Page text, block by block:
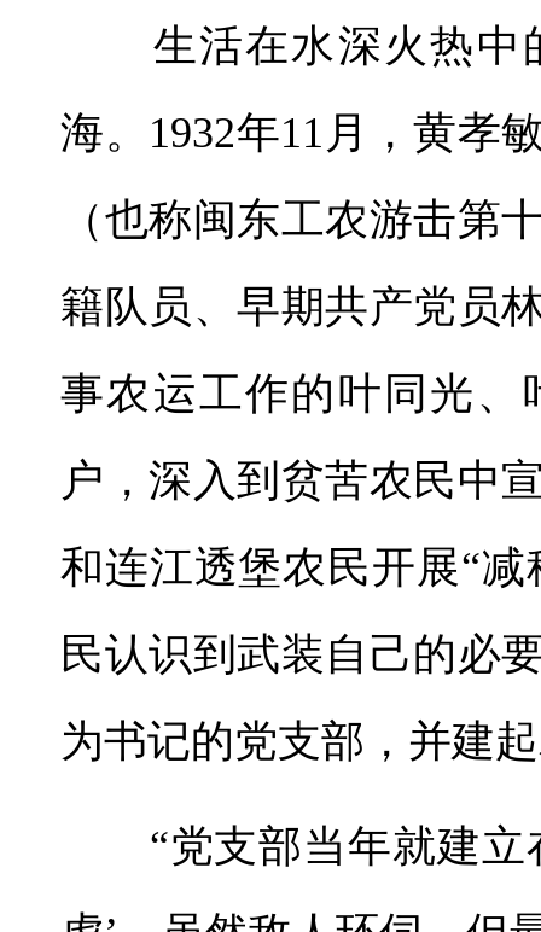
生活在水深火热中
海。1932年11月，黄孝
（也称闽东工农游击第
籍队员、早期共产党员
事农运工作的叶同光
户，深入到贫苦农民中
和连江透堡农民开展“
民认识到武装自己的必
为书记的党支部，并建
“党支部当年就建立